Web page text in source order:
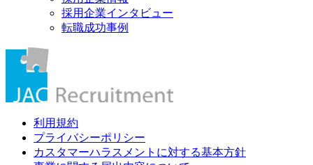
採用企業インタビュー
転職成功事例
利用規約
プライバシーポリシー
カスタマーハラスメントに対する基本方針